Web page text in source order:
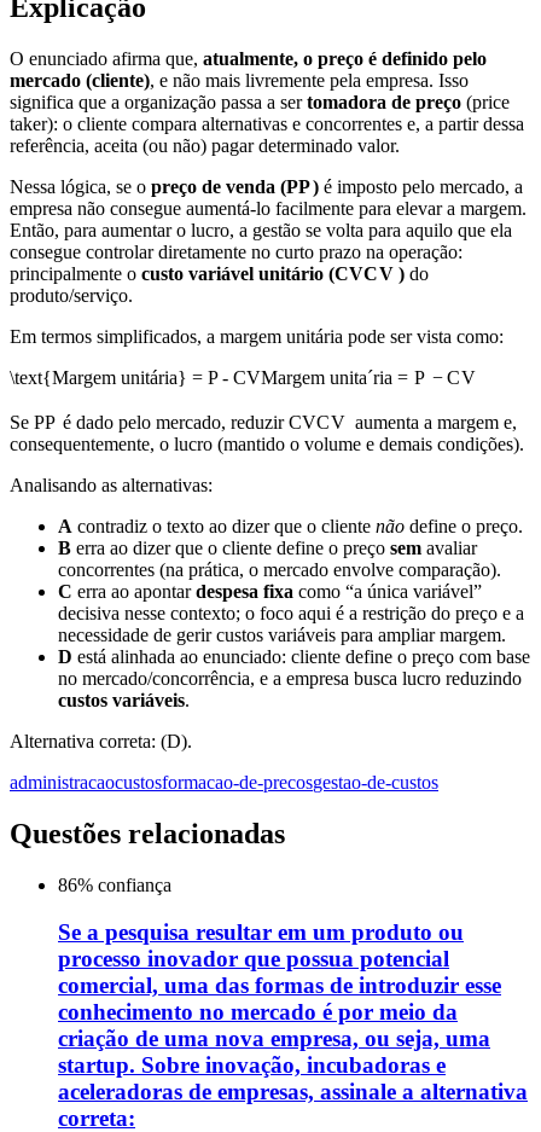
Explicação
O enunciado afirma que, atualmente, o preço é definido pelo
mercado (cliente), e não mais livremente pela empresa. Isso
significa que a organização passa a sertomadora de preço (price
taker): o cliente compara alternativas e concorrentes e, a partir dessa
referência, aceita (ou não) pagar determinado valor.
Nessa lógica, se o preço de venda (PP) é imposto pelo mercado, a
empresa não consegue aumentá-lo facilmente para elevar a margem.
Então, para aumentar o lucro, a gestão se volta para aquilo que ela
consegue controlar diretamente no curto prazo na operação:
principalmente o custo variável unitário (CVCV )do
produto/serviço.
Em termos simplificados, a margem unitária pode ser vista como:
\text{Margem unitária} = P - CVMargem unitaˊria = P − CV
Se PP é dado pelo mercado, reduzirCVCV aumenta a margem e,
consequentemente, o lucro (mantido o volume e demais condições).
Analisando as alternativas:
A contradiz o texto ao dizer que o cliente não define o preço.
B erra ao dizer que o cliente define o preço sem avaliar
concorrentes (na prática, o mercado envolve comparação).
C erra ao apontardespesa fixa como “a única variável”
decisiva nesse contexto; o foco aqui é a restrição do preço e a
necessidade de gerir custos variáveis para ampliar margem.
D está alinhada ao enunciado: cliente define o preço com base
no mercado/concorrência, e a empresa busca lucro reduzindo
custos variáveis.
Alternativa correta: (D).
administracaocustosformacao-de-precosgestao-de-custos
Questões relacionadas
86% confiança
Se a pesquisa resultar em um produto ou
processo inovador que possua potencial
comercial, uma das formas de introduzir esse
conhecimento no mercado é por meio da
criação de uma nova empresa, ou seja, uma
startup. Sobre inovação, incubadoras e
aceleradoras de empresas, assinale a alternativa
correta: